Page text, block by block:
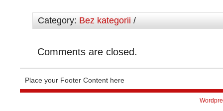
Category: Bez kategorii /
Comments are closed.
Place your Footer Content here